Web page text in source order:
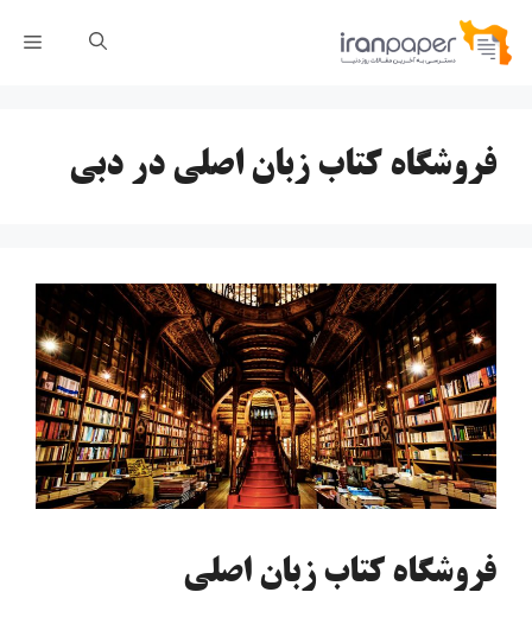
پرش
فروشگاه کتاب زبان اصلی در دبی
فروشگاه کتاب زبان اصلی